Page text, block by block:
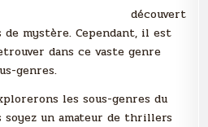
découvert
mystère. Cependant, il est
dans ce vaste genre
genres.
les sous-genres du
soyez un amateur de thrillers